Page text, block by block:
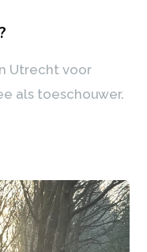
Utrecht voor
als toeschouwer.